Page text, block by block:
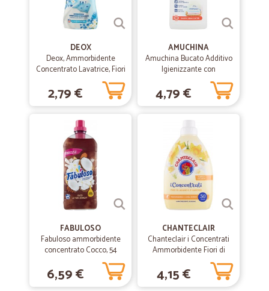
DEOX
Deox, Ammorbidente
Concentrato Lavatrice, Fiori
di Primavera, 33 Lavaggi,
660 ml
2,79 €
AMUCHINA
Amuchina Bucato Additivo
Igienizzante con
Ammorbidente 1000 ml.
4,79 €
FABULOSO
Fabuloso ammorbidente
concentrato Cocco, 54
lavaggi 1,25 lt.
6,59 €
CHANTECLAIR
Chanteclair i Concentrati
Ammorbidente Fiori di
Arancio e Narciso 1000 ml.
4,15 €